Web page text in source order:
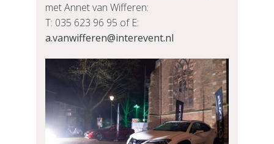
met Annet van Wifferen:
T: 035 623 96 95 of E:
a.vanwifferen@interevent.nl